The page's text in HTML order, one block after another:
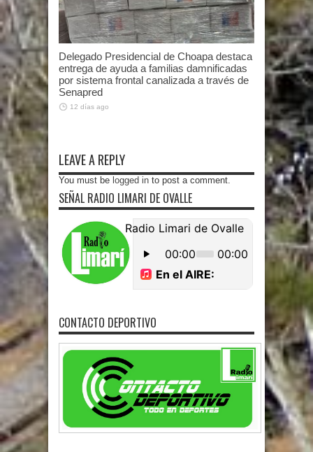
Delegado Presidencial de Choapa destaca
entrega de ayuda a familias damnificadas
por sistema frontal canalizada a través de
Senapred
12 días ago
LEAVE A REPLY
You must be logged in to post a comment.
SEÑAL RADIO LIMARI DE OVALLE
CONTACTO DEPORTIVO